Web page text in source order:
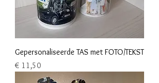
Gepersonaliseerde TAS met FOTO/TEKST
Prijs
€ 11,50